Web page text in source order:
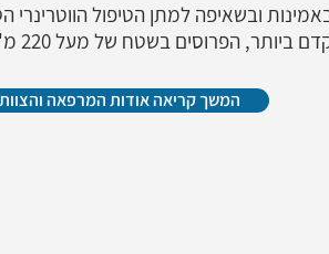
ובשאיפה למתן הטיפול הווטרינרי
הפרוסים בשטח של מעל 220 מ"ר.
המשך קריאה אודות המרפאה והצוות